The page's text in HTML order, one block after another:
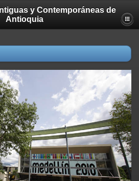
y Contemporáneas de
Antioquia